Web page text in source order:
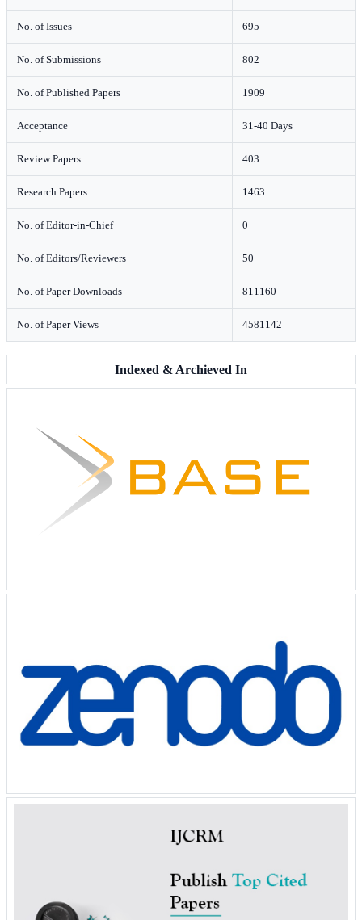
No. of Issues 695
No. of Submissions 802
No. of Published Papers 1909
Acceptance 31-40 Days
Review Papers 403
Research Papers 1463
No. of Editor-in-Chief 0
No. of Editors/Reviewers 50
No. of Paper Downloads 811160
No. of Paper Views 4581142
Indexed & Archieved In